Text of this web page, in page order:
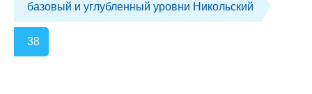
базовый и углубленный уровни Никольский
38